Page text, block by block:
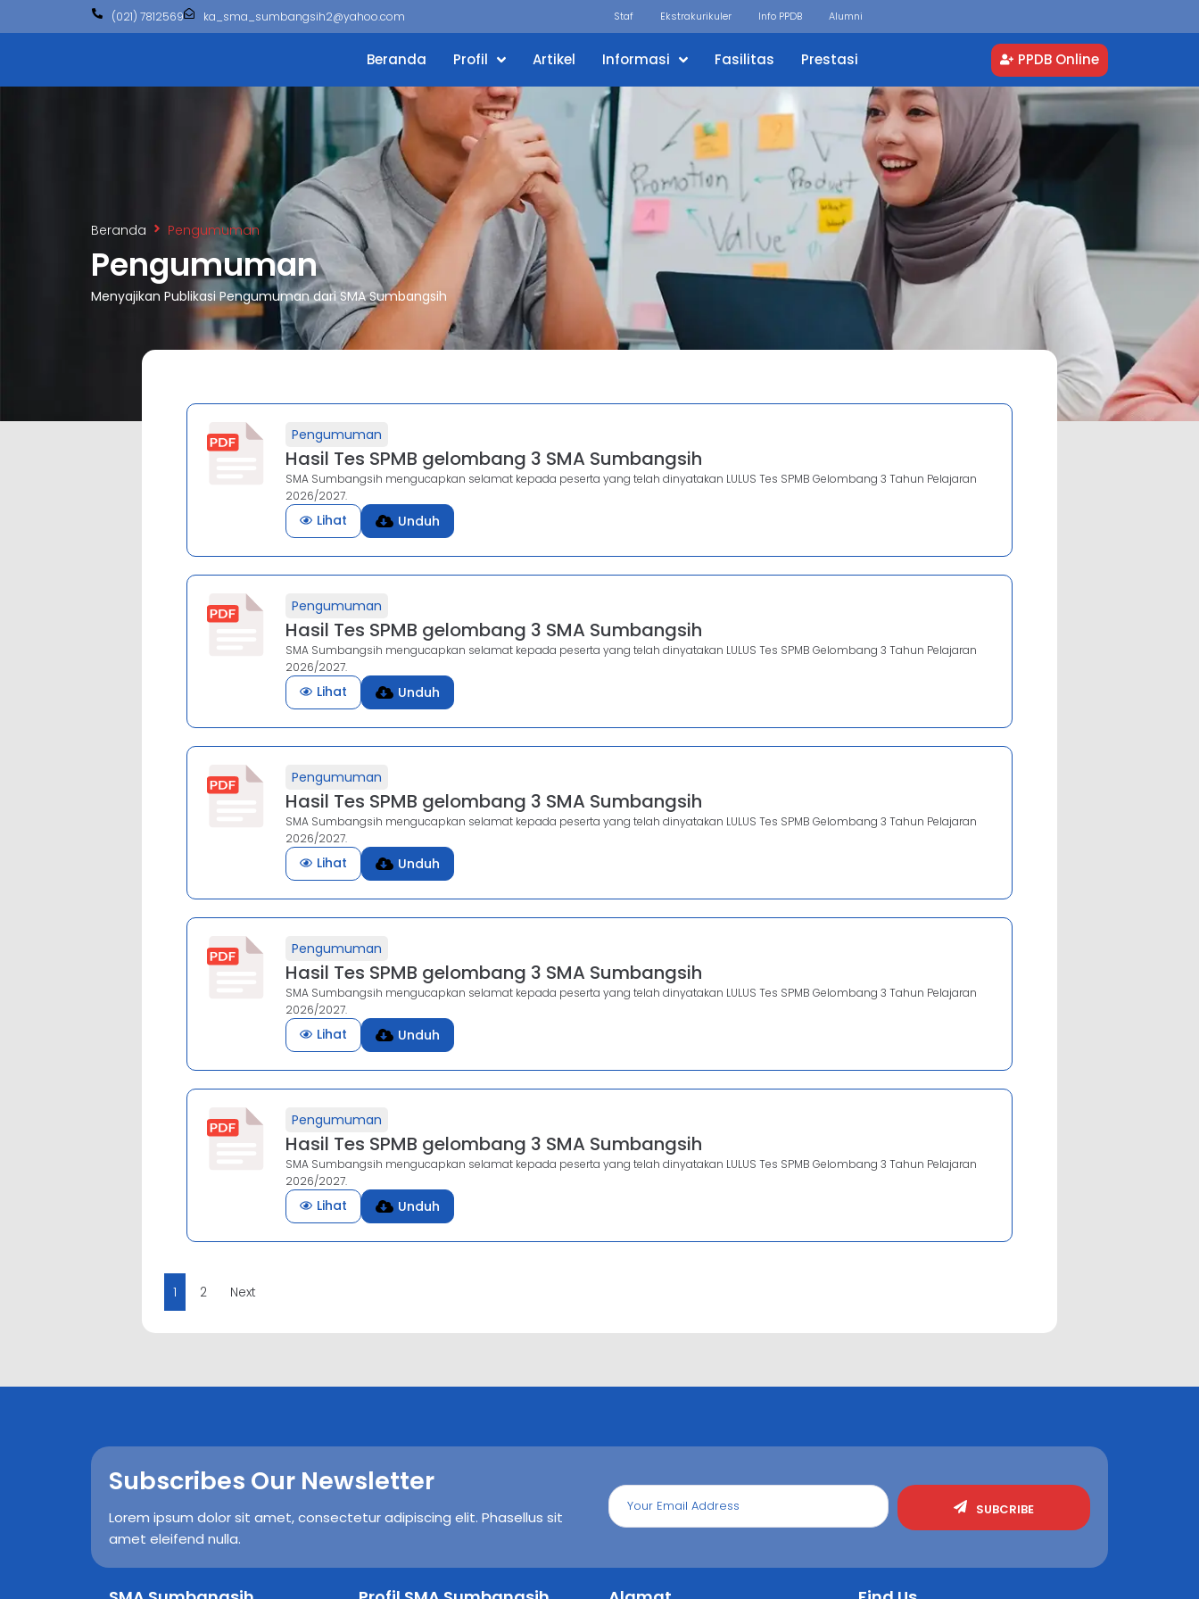
(021) 7812569 ka_sma_sumbangsih2@yahoo.com Staf Ekstrakurikuler Info PPDB Alumni
Beranda Profil Artikel Informasi Fasilitas Prestasi PPDB Online
Beranda Pengumuman
Pengumuman
Menyajikan Publikasi Pengumuman dari SMA Sumbangsih
Pengumuman
Hasil Tes SPMB gelombang 3 SMA Sumbangsih
SMA Sumbangsih mengucapkan selamat kepada peserta yang telah dinyatakan LULUS Tes SPMB Gelombang 3 Tahun Pelajaran
2026/2027.
Lihat Unduh
Pengumuman
Hasil Tes SPMB gelombang 3 SMA Sumbangsih
SMA Sumbangsih mengucapkan selamat kepada peserta yang telah dinyatakan LULUS Tes SPMB Gelombang 3 Tahun Pelajaran
2026/2027.
Lihat Unduh
Pengumuman
Hasil Tes SPMB gelombang 3 SMA Sumbangsih
SMA Sumbangsih mengucapkan selamat kepada peserta yang telah dinyatakan LULUS Tes SPMB Gelombang 3 Tahun Pelajaran
2026/2027.
Lihat Unduh
Pengumuman
Hasil Tes SPMB gelombang 3 SMA Sumbangsih
SMA Sumbangsih mengucapkan selamat kepada peserta yang telah dinyatakan LULUS Tes SPMB Gelombang 3 Tahun Pelajaran
2026/2027.
Lihat Unduh
Pengumuman
Hasil Tes SPMB gelombang 3 SMA Sumbangsih
SMA Sumbangsih mengucapkan selamat kepada peserta yang telah dinyatakan LULUS Tes SPMB Gelombang 3 Tahun Pelajaran
2026/2027.
Lihat Unduh
1 2 Next
Subscribes Our Newsletter
Lorem ipsum dolor sit amet, consectetur adipiscing elit. Phasellus sit
amet eleifend nulla.
SUBCRIBE